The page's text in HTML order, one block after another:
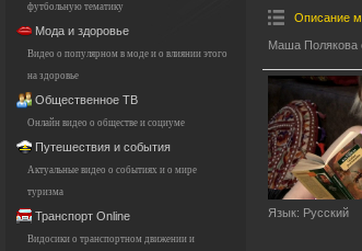
футбольную тематику
Мода и здоровье
Видео о популярном в моде и о влиянии этого
на здоровье
Общественное ТВ
Онлайн видео о обществе и социуме
Путешествия и события
Актуальные видео о событиях и о мире
туризма
Транспорт Online
Видосики о транспортном движении и
Описание
Маша Полякова
Язык: Русский